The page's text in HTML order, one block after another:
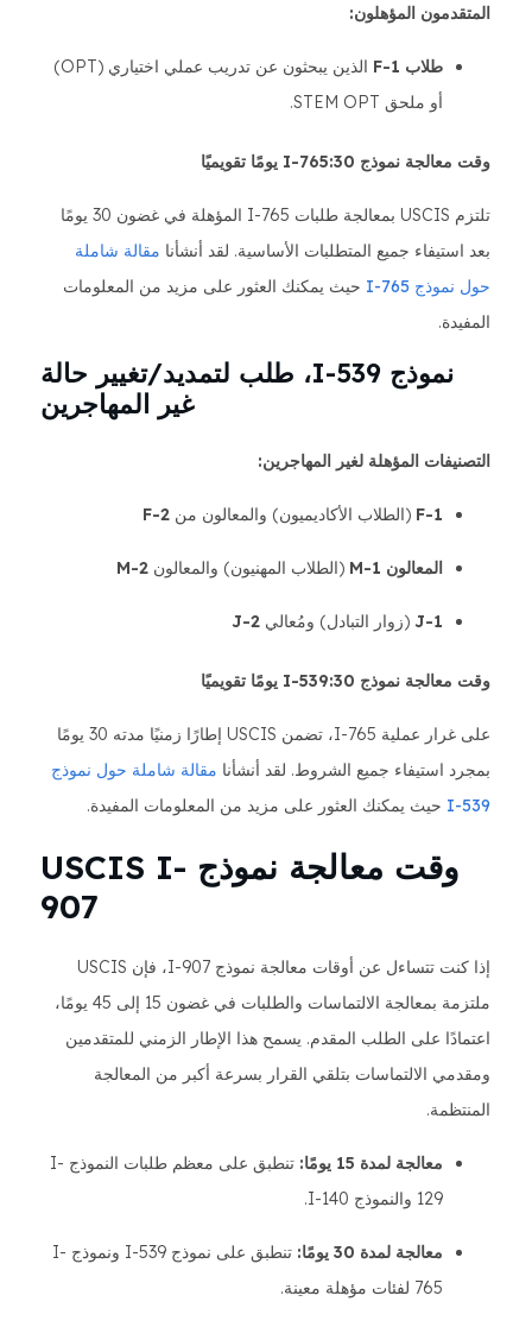
المتقدمون المؤهلون:
طلاب F-1
الذين يبحثون عن تدريب عملي اختياري (OPT)
أو ملحق STEM OPT.
وقت معالجة نموذج I-765:30 يومًا تقويميًا
تلتزم USCIS بمعالجة طلبات I-765 المؤهلة في غضون 30 يومًا
بعد استيفاء جميع المتطلبات الأساسية. لقد أنشأنا مقالة شاملة
حول نموذج I-765
حيث يمكنك العثور على مزيد من المعلومات
المفيدة.
نموذج I-539، طلب لتمديد/تغيير حالة
غير المهاجرين
التصنيفات المؤهلة لغير المهاجرين:
F-1 (الطلاب الأكاديميون) والمعالون من F-2
المعالون M-1 (الطلاب المهنيون) والمعالون M-2
J-1(زوار التبادل) ومُعالي J-2
وقت معالجة نموذج I-539:30 يومًا تقويميًا
على غرار عملية I-765، تضمن USCIS إطارًا زمنيًا مدته 30 يومًا
بمجرد استيفاء جميع الشروط. لقد أنشأنا مقالة شاملة حول نموذج
I-539 حيث يمكنك العثور على مزيد من المعلومات المفيدة.
وقت معالجة نموذج USCIS I-
907
إذا كنت تتساءل عن أوقات معالجة نموذج I-907، فإن USCIS
ملتزمة بمعالجة الالتماسات والطلبات في غضون 15 إلى 45 يومًا،
اعتمادًا على الطلب المقدم. يسمح هذا الإطار الزمني للمتقدمين
ومقدمي الالتماسات بتلقي القرار بسرعة أكبر من المعالجة
المنتظمة.
معالجة لمدة 15 يومًا:
تنطبق على معظم طلبات النموذج I-
129 والنموذج I-140.
معالجة لمدة 30 يومًا:
تنطبق على نموذج I-539 ونموذج I-
765 لفئات مؤهلة معينة.